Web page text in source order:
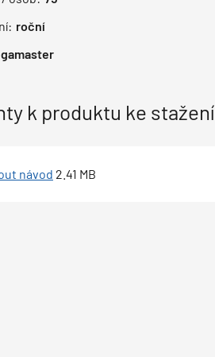
roční
k produktu ke stažení
návod 2.41 MB